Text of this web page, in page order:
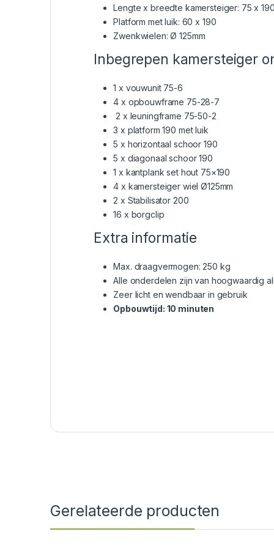
Lengte x breedte kamersteiger: 75 x
Platform met luik: 60 x 190
Zwenkwielen: Ø 125mm
Inbegrepen kamersteiger
1 x vouwunit 75-6
4 x opbouwframe 75-28-7
2 x leuningframe 75-50-2
3 x platform 190 met luik
5 x horizontaal schoor 190
5 x diagonaal schoor 190
1 x kantplank set hout 75×190
4 x kamersteiger wiel Ø125mm
2 x Stabilisator 200
16 x borgclip
Extra informatie
Max. draagvermogen: 250 kg
Alle onderdelen zijn van hoogwaardig
Zeer licht en wendbaar in gebruik
Opbouwtijd: 10 minuten
Gerelateerde producten